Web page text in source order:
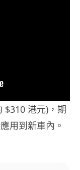
$310 港元)，期
用到新車內。